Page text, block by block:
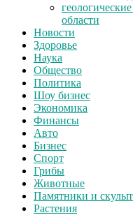
области
Новости
Здоровье
Наука
Общество
Политика
Шоу бизнес
Экономика
Финансы
Авто
Бизнес
Спорт
Грибы
Животные
Памятники и
Растения